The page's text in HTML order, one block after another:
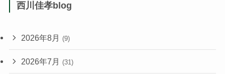
西川佳孝blog
2026年8月 (9)
2026年7月 (31)